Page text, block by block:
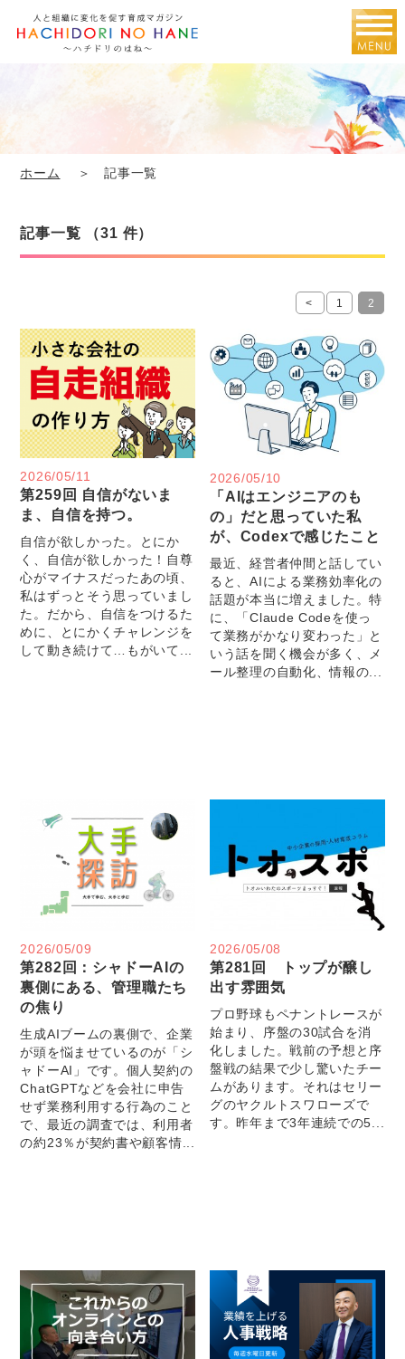
ホーム ＞ 記事一覧
記事一覧 （31 件）
< 1 2
2026/05/11
第259回 自信がないま
ま、自信を持つ。
自信が欲しかった。とにか
く、自信が欲しかった！自尊
心がマイナスだったあの頃、
私はずっとそう思っていまし
た。だから、自信をつけるた
めに、とにかくチャレンジを
して動き続けて…もがいて...
2026/05/10
「AIはエンジニアのも
の」だと思っていた私
が、Codexで感じたこと
最近、経営者仲間と話してい
ると、AIによる業務効率化の
話題が本当に増えました。特
に、「Claude Codeを使っ
て業務がかなり変わった」と
いう話を聞く機会が多く、メ
ール整理の自動化、情報の...
2026/05/09
第282回：シャドーAIの
裏側にある、管理職たち
の焦り
生成AIブームの裏側で、企業
が頭を悩ませているのが「シ
ャドーAI」です。個人契約の
ChatGPTなどを会社に申告
せず業務利用する行為のこと
で、最近の調査では、利用者
の約23％が契約書や顧客情...
2026/05/08
第281回 トップが醸し
出す雰囲気
プロ野球もペナントレースが
始まり、序盤の30試合を消
化しました。戦前の予想と序
盤戦の結果で少し驚いたチー
ムがあります。それはセリー
グのヤクルトスワローズで
す。昨年まで3年連続での5...